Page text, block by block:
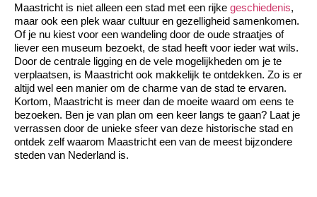
Maastricht is niet alleen een stad met een rijke geschiedenis,
maar ook een plek waar cultuur en gezelligheid samenkomen.
Of je nu kiest voor een wandeling door de oude straatjes of
liever een museum bezoekt, de stad heeft voor ieder wat wils.
Door de centrale ligging en de vele mogelijkheden om je te
verplaatsen, is Maastricht ook makkelijk te ontdekken. Zo is er
altijd wel een manier om de charme van de stad te ervaren.
Kortom, Maastricht is meer dan de moeite waard om eens te
bezoeken. Ben je van plan om een keer langs te gaan? Laat je
verrassen door de unieke sfeer van deze historische stad en
ontdek zelf waarom Maastricht een van de meest bijzondere
steden van Nederland is.